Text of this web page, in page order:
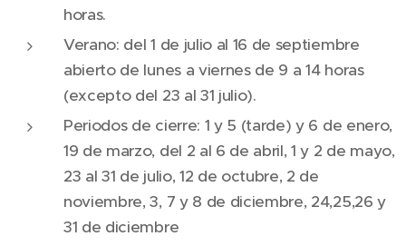
horas.
Verano: del 1 de julio al 16 de septiembre
abierto de lunes a viernes de 9 a 14 horas
(excepto del 23 al 31 julio).
Periodos de cierre: 1 y 5 (tarde) y 6 de enero,
19 de marzo, del 2 al 6 de abril, 1 y 2 de mayo,
23 al 31 de julio, 12 de octubre, 2 de
noviembre, 3, 7 y 8 de diciembre, 24,25,26 y
31 de diciembre